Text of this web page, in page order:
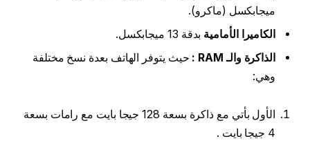
ميجابكسل (ماكرو).
الكاميرا الأمامية بدقة 13 ميجابكسل.
الذاكرة والـ RAM :
حيث يتوفر الهاتف بعدة نسخ مختلفة
وهي:
الأول بأتي مع ذاكرة بسعة 128 جيجا بايت مع رامات بسعة
4 جيجا بايت .